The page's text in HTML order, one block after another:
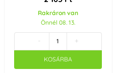
Fekete (4)
Lila (4)
Kék (20)
Rakráron van
Önnél 08. 13.
- +
KOSÁRBA